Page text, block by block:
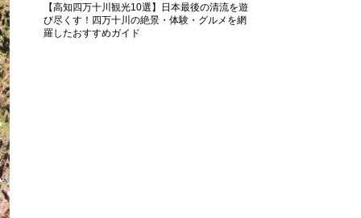
【高知四万十川観光10選】日本最後の清流を遊
び尽くす！四万十川の絶景・体験・グルメを網
羅したおすすめガイド